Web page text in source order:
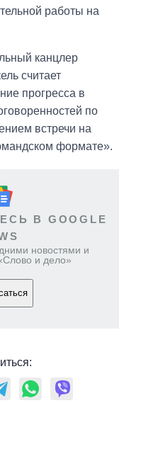
работы на
канцлер
считает
прогресса в
по
встречи на
формате».
В GOOGLE
новостями и
и дело»